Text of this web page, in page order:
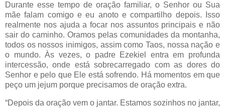
Durante esse tempo de oração familiar, o Senhor ou Sua
mãe falam comigo e eu anoto e compartilho depois. Isso
realmente nos ajuda a focar nos assuntos principais e não
sair do caminho. Oramos pelas comunidades da montanha,
todos os nossos inimigos, assim como Taos, nossa nação e
o mundo. Às vezes, o padre Ezekiel entra em profunda
intercessão, onde está sobrecarregado com as dores do
Senhor e pelo que Ele está sofrendo. Há momentos em que
peço um jejum porque precisamos de oração extra.
“Depois da oração vem o jantar. Estamos sozinhos no jantar,